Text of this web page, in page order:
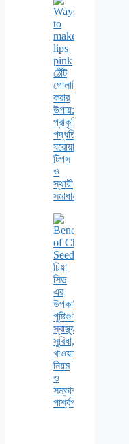
ঠোঁট
গোলাপি
করার
উপায়:
প্রাকৃতিক
পদ্ধতি,
ঘরোয়া
টিপস
ও
স্থায়ী
সমাধান
চিয়া
সিড
এর
উপকারিতা:
পুষ্টিগুণ,
স্বাস্থ্য
সুবিধা,
খাওয়ার
নিয়ম
ও
সম্ভাব্য
পার্শ্বপ্রতিক্রিয়া